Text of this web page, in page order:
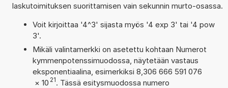
laskutoimituksen suorittamisen vain sekunnin murto-osassa.
Voit kirjoittaa '4^3' sijasta myös '4 exp 3' tai '4 pow
3'.
Mikäli valintamerkki on asetettu kohtaan Numerot
kymmenpotenssimuodossa, näytetään vastaus
eksponentiaalina, esimerkiksi 8,306 666 591 076
× 10 21. Tässä esitysmuodossa numero